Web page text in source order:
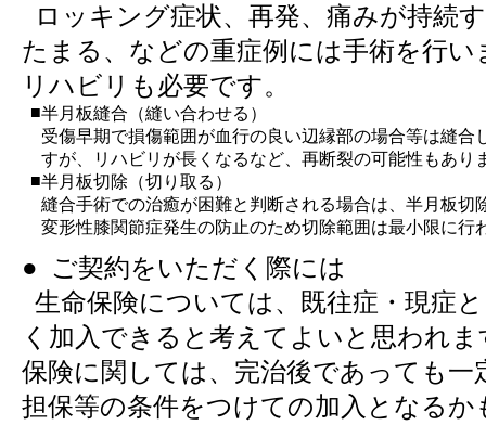
ロッキング症状、再発、痛みが持続
たまる、などの重症例には手術を行い
リハビリも必要です。
■半月板縫合（縫い合わせる）
受傷早期で損傷範囲が血行の良い辺縁部の場合等は縫合
すが、リハビリが長くなるなど、再断裂の可能性もあり
■半月板切除（切り取る）
縫合手術での治癒が困難と判断される場合は、半月板切
変形性膝関節症発生の防止のため切除範囲は最小限に行
● ご契約をいただく際には
生命保険については、既往症・現症
く加入できると考えてよいと思われ
保険に関しては、完治後であっても一
担保等の条件をつけての加入となる